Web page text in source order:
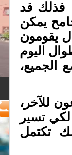
فذلك قد
يمكن
يقومون
اليوم
للآخر،
تسير
تكتمل